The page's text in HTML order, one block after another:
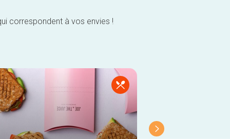
correspondent à vos envies !